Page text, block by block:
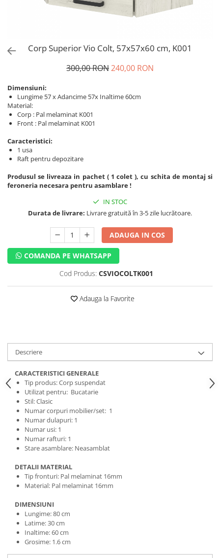
Corp Superior Vio Colt, 57x57x60 cm, K001
300,00 RON240,00 RON
Dimensiuni:
Lungime 57 x Adancime 57x Inaltime 60cm
Material:
Corp : Pal melaminat K001
Front : Pal melaminat K001
Caracteristici:
1 usa
Raft pentru depozitare
Produsul se livreaza in pachet ( 1 colet ), cu schita de montaj si
feroneria necesara pentru asamblare !
IN STOC
Durata de livrare: Livrare gratuită în 3-5 zile lucrătoare.
ADAUGA IN COS
COMANDA PE WHATSAPP
Cod Produs: CSVIOCOLTK001
Adauga la Favorite
Descriere
CARACTERISTICI GENERALE
Tip produs: Corp suspendat
Utilizat pentru: Bucatarie
Stil: Clasic
Numar corpuri mobilier/set: 1
Numar dulapuri: 1
Numar usi: 1
Numar rafturi: 1
Stare asamblare: Neasamblat
DETALII MATERIAL
Tip fronturi: Pal melaminat 16mm
Material: Pal melaminat 16mm
DIMENSIUNI
Lungime: 80 cm
Latime: 30 cm
Inaltime: 60 cm
Grosime: 1.6 cm